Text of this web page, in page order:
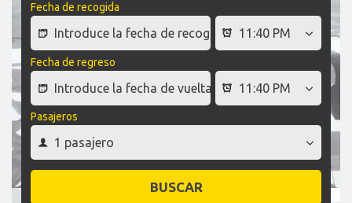
Fecha de recogida
Fecha de regreso
Pasajeros
BUSCAR